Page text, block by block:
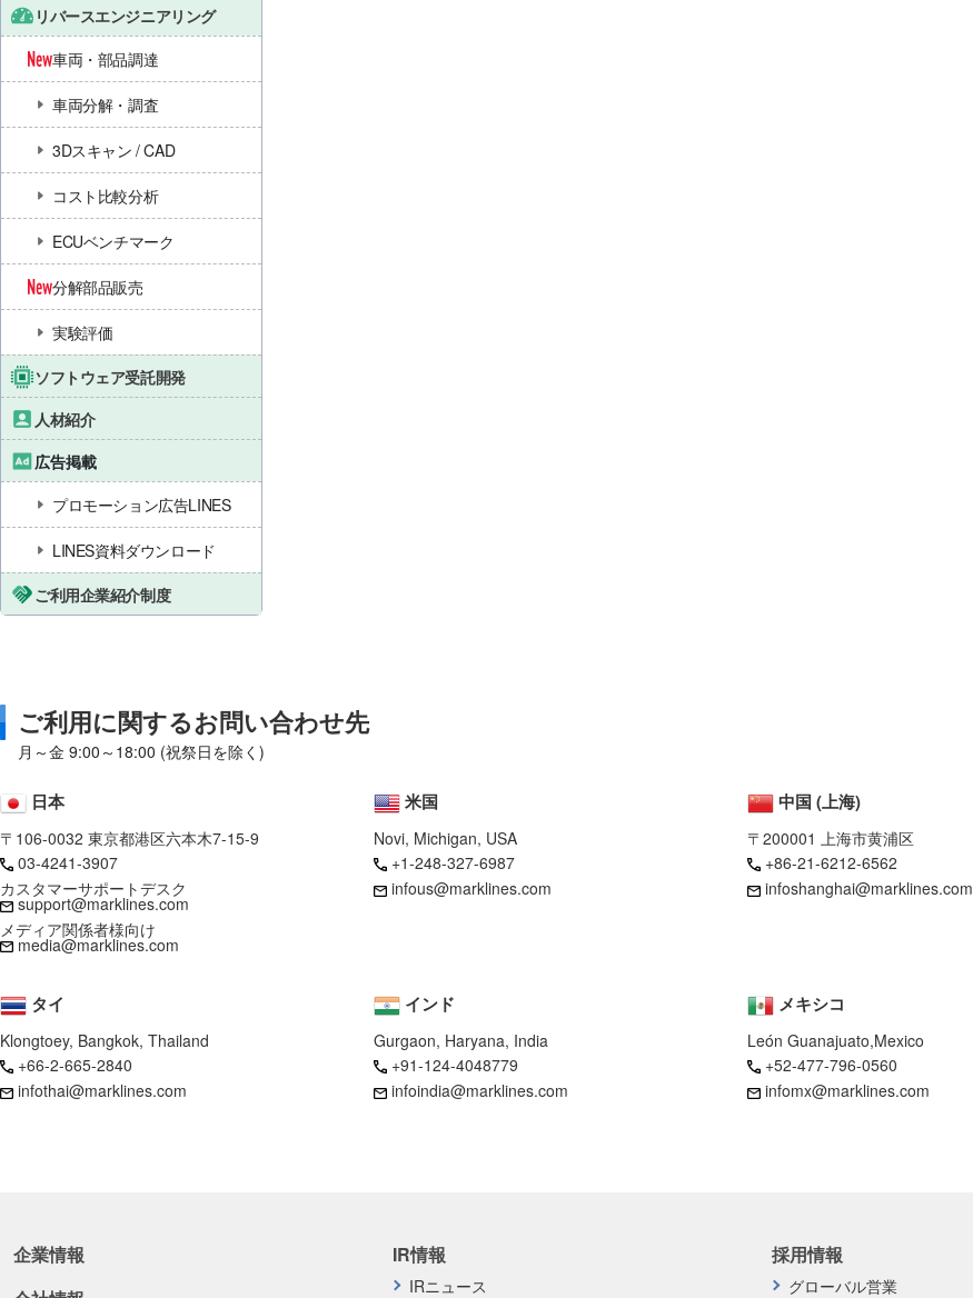
リバースエンジニアリング
車両・部品調達
車両分解・調査
3Dスキャン / CAD
コスト比較分析
ECUベンチマーク
分解部品販売
実験評価
ソフトウェア受託開発
人材紹介
広告掲載
プロモーション広告LINES
LINES資料ダウンロード
ご利用企業紹介制度
ご利用に関するお問い合わせ先
月～金 9:00～18:00 (祝祭日を除く)
日本
〒106-0032 東京都港区六本木7-15-9
03-4241-3907
カスタマーサポートデスク
support@marklines.com
メディア関係者様向け
media@marklines.com
米国
Novi, Michigan, USA
+1-248-327-6987
infous@marklines.com
メキシコ
León Guanajuato,Mexico
+52-477-796-0560
infomx@marklines.com
中国 (上海)
〒200001 上海市黄浦区
+86-21-6212-6562
infoshanghai@marklines.com
タイ
Klongtoey, Bangkok, Thailand
+66-2-665-2840
infothai@marklines.com
インド
Gurgaon, Haryana, India
+91-124-4048779
infoindia@marklines.com
企業情報 採用情報
グローバル営業
IR情報
IRニュース